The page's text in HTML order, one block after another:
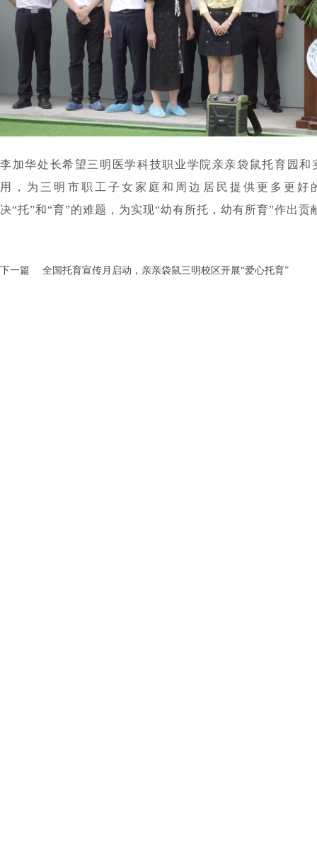
李加华处长希望三明医学科技职业学院亲亲袋鼠托育园
用，为三明市职工子女家庭和周边居民提供更多更好
决“托”和“育”的难题，为实现“幼有所托，幼有所育”作出贡
下一篇 全国托育宣传月启动，亲亲袋鼠三明校区开展“爱心托育”